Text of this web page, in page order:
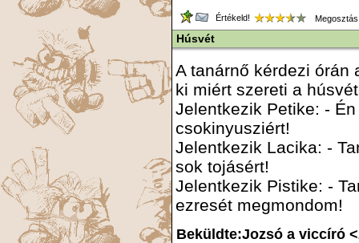
Értékeld!
Húsvét
A tanárnő kérdezi órán
ki miért szereti a
Jelentkezik Petike: - Én
csokinyusziért!
Jelentkezik Lacika: -
sok tojásért!
Jelentkezik Pistike: -
ezresét megmondom!
Beküldte:Jozsó a viccíró